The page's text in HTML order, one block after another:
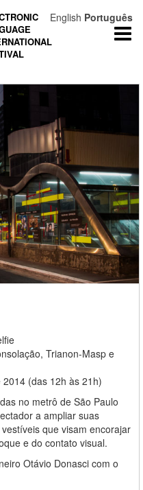
Trianon-Masp e
(das 12h às 21h)
no metrô de São Paulo
a ampliar suas
que visam encorajar
e do contato visual.
Otávio Donasci com o
English Português